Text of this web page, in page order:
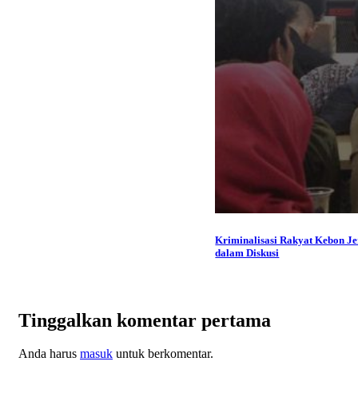
Kriminalisasi Rakyat Kebon
dalam Diskusi
Tinggalkan komentar pertama
Anda harus masuk untuk berkomentar.